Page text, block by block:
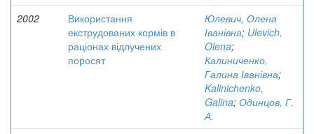
2002
Використання
екструдованих кормів в
раціонах відлучених
поросят
Юлевич, Олена
Іванівна; Ulevich,
Olena;
Калиниченко,
Галина Іванівна;
Kalinichenko,
Galina; Одинцов, Г.
А.